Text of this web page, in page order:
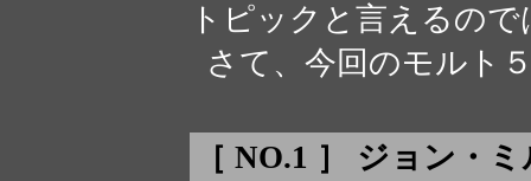
トピックと言えるの
さて、今回のモルト
［ NO.1 ］ ジョン・